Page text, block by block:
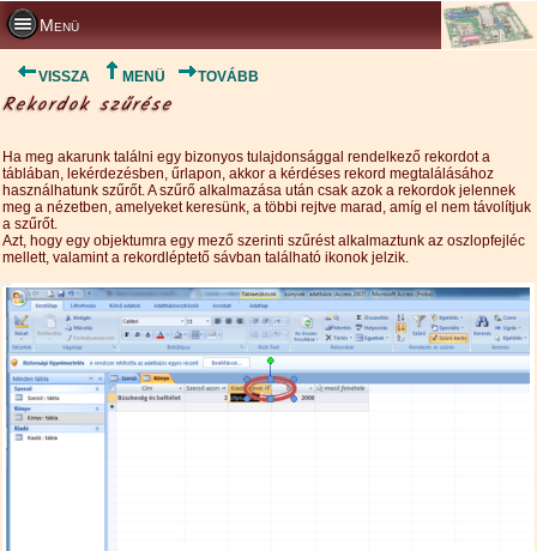
Menü
VISSZA MENÜ TOVÁBB
Rekordok szűrése
Ha meg akarunk találni egy bizonyos tulajdonsággal rendelkező rekordot a
táblában, lekérdezésben, űrlapon, akkor a kérdéses rekord megtalálásához
használhatunk szűrőt. A szűrő alkalmazása után csak azok a rekordok jelennek
meg a nézetben, amelyeket keresünk, a többi rejtve marad, amíg el nem távolítjuk
a szűrőt.
Azt, hogy egy objektumra egy mező szerinti szűrést alkalmaztunk az oszlopfejléc
mellett, valamint a rekordléptető sávban található ikonok jelzik.